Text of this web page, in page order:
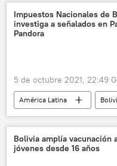
Impuestos Nacionales de
investiga a señalados en
Pandora
5 de octubre 2021, 22:49
América Latina
Papeles de Pandora
Bolivia amplía vacunación
jóvenes desde 16 años